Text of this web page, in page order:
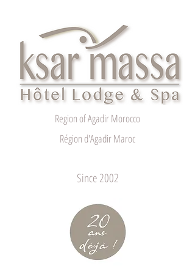
Region of Agadir Morocco
Région d'Agadir Maroc
Since 2002